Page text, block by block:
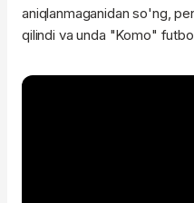
aniqlanmaganidan so'ng,
qilindi va unda "Komo"